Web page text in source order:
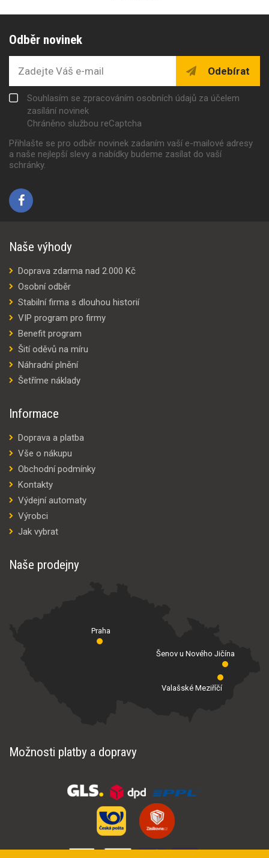
Odběr novinek
Odebírat
Souhlasím se zpracováním osobních údajů za účelem
zasílání novinek
Chráněno službou reCaptcha
Přihlašte se pro odběr novinek zadaním vaší e-mailové adresy
a naše nejlepší slevy a nabídky budeme zasílat do vaší
schránky.
Naše výhody
Doprava zdarma nad 2.000 Kč
Osobní odběr
Stabilní firma s dlouhou historií
VIP program pro firmy
Benefit program
Šití oděvů na míru
Náhradní plnění
Šetříme náklady
Informace
Doprava a platba
Vše o nákupu
Obchodní podmínky
Kontakty
Výdejní automaty
Výrobci
Jak vybrat
Naše prodejny
Praha
Valašské Meziříčí
Šenov u Nového Jičína
Možnosti platby a dopravy